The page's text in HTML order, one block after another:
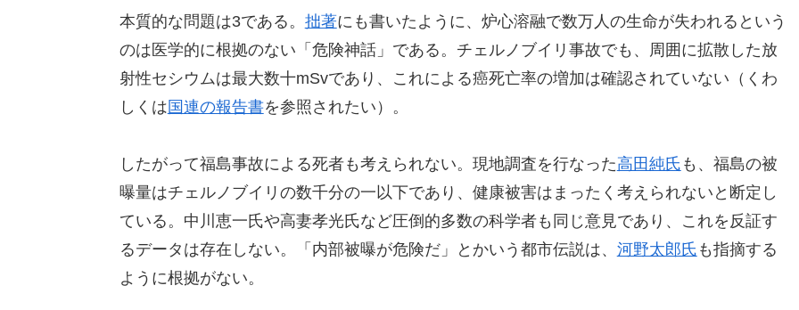
本質的な問題は3である。 拙著にも書いたように、炉心溶融で数万人の生命が失われるという
のは医学的に根拠のない「危険神話」である。チェルノブイリ事故でも、周囲に拡散した放
射性セシウムは最大数十mSvであり、これによる癌死亡率の増加は確認されていない（くわ
しくは国連の報告書を参照されたい）。
したがって福島事故による死者も考えられない。現地調査を行なった高田純氏 も、福島の被
曝量はチェルノブイリの数千分の一以下であり、健康被害はまったく考えられないと断定し
ている。中川恵一氏や高妻孝光氏など圧倒的多数の科学者も同じ意見であり、これを反証す
るデータは存在しない。「内部被曝が危険だ」とかいう都市伝説は、 河野太郎氏 も指摘する
ように根拠がない。